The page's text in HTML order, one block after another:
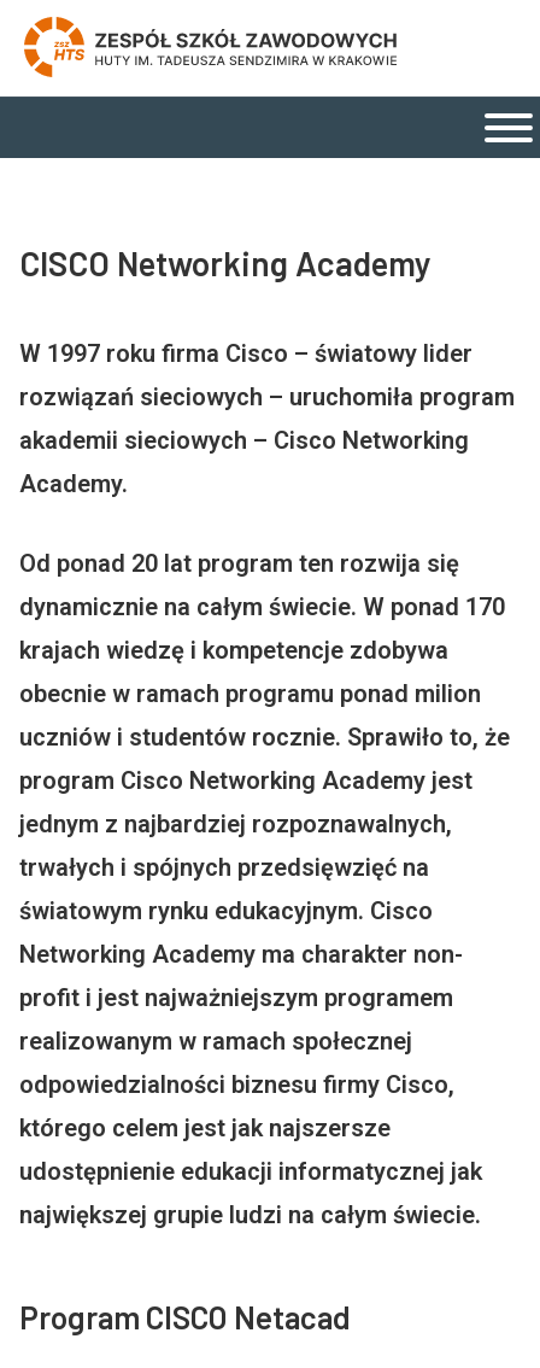
Zespół Szkół Zawodowych Huty im. Tadeusza
CISCO Networking Academy
W 1997 roku firma Cisco – światowy lider
rozwiązań sieciowych – uruchomiła program
akademii sieciowych – Cisco Networking
Academy.
Od ponad 20 lat program ten rozwija się
dynamicznie na całym świecie. W ponad 170
krajach wiedzę i kompetencje zdobywa
obecnie w ramach programu ponad milion
uczniów i studentów rocznie. Sprawiło to, że
program Cisco Networking Academy jest
jednym z najbardziej rozpoznawalnych,
trwałych i spójnych przedsięwzięć na
światowym rynku edukacyjnym. Cisco
Networking Academy ma charakter non-
profit i jest najważniejszym programem
realizowanym w ramach społecznej
odpowiedzialności biznesu firmy Cisco,
którego celem jest jak najszersze
udostępnienie edukacji informatycznej jak
największej grupie ludzi na całym świecie.
Program CISCO Netacad